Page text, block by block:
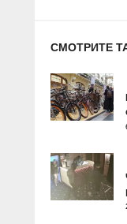
СМОТРИТЕ